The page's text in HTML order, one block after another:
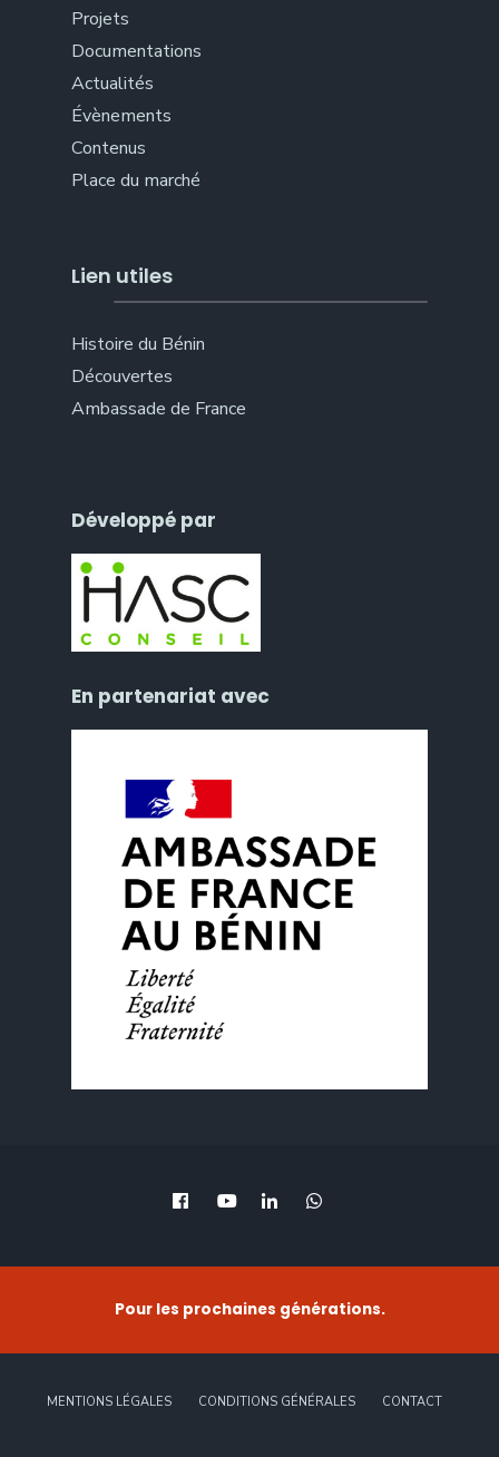
Projets
Documentations
Actualités
Évènements
Contenus
Place du marché
Lien utiles
Histoire du Bénin
Découvertes
Ambassade de France
Développé par
En partenariat avec
Pour les prochaines générations.
MENTIONS LÉGALES CONDITIONS GÉNÉRALES CONTACT